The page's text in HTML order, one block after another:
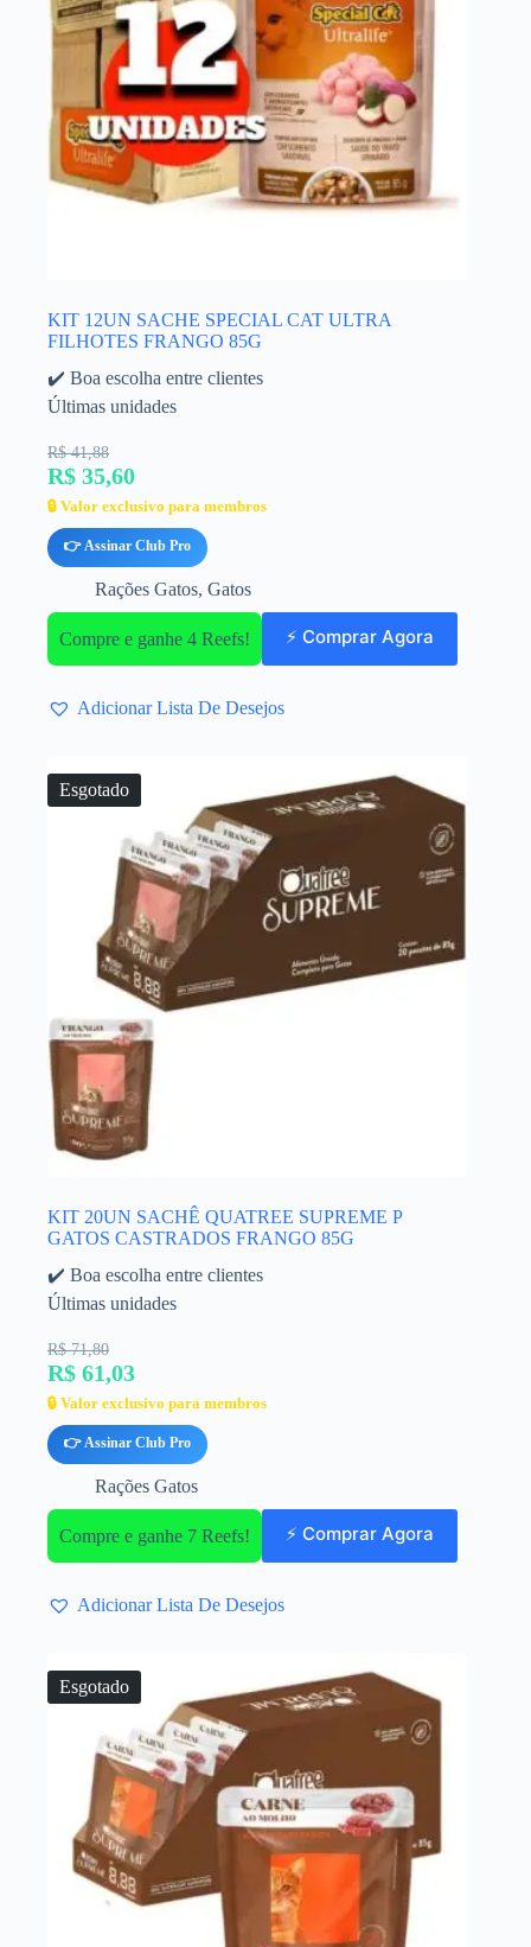
KIT 12UN SACHE SPECIAL CAT ULTRA
FILHOTES FRANGO 85G
✔️ Boa escolha entre clientes
Últimas unidades
R$ 41,88
R$ 35,60
🔒 Valor exclusivo para membros
👉 Assinar Club Pro
Rações Gatos, Gatos
Compre e ganhe 4 Reefs! ⚡ Comprar Agora
Adicionar Lista De Desejos
Esgotado
KIT 20UN SACHÊ QUATREE SUPREME P
GATOS CASTRADOS FRANGO 85G
✔️ Boa escolha entre clientes
Últimas unidades
R$ 71,80
R$ 61,03
🔒 Valor exclusivo para membros
👉 Assinar Club Pro
Rações Gatos
Compre e ganhe 7 Reefs! ⚡ Comprar Agora
Adicionar Lista De Desejos
Esgotado